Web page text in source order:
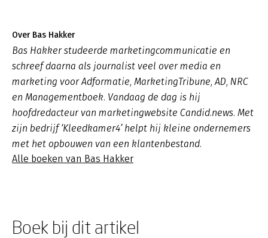
Over Bas Hakker
Bas Hakker studeerde marketingcommunicatie en
schreef daarna als journalist veel over media en
marketing voor Adformatie, MarketingTribune, AD, NRC
en Managementboek. Vandaag de dag is hij
hoofdredacteur van marketingwebsite Candid.news. Met
zijn bedrijf ‘Kleedkamer4’ helpt hij kleine ondernemers
met het opbouwen van een klantenbestand.
Alle boeken van Bas Hakker
Boek bij dit artikel